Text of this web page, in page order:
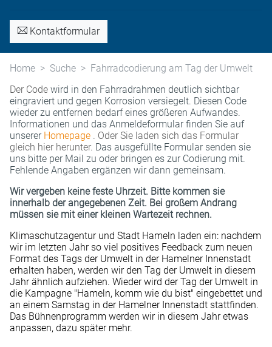
Kontaktformular
Home Suche
Fahrradcodierung am Tag der Umwelt
Der Code wird in den Fahrradrahmen deutlich sichtbar
eingraviert und gegen Korrosion versiegelt. Diesen Code
wieder zu entfernen bedarf eines größeren Aufwandes.
Informationen und das Anmeldeformular finden Sie auf
unserer Homepage . Oder Sie laden sich das Formular
gleich hier herunter. Das ausgefüllte Formular senden sie
uns bitte per Mail zu oder bringen es zur Codierung mit.
Fehlende Angaben ergänzen wir dann gemeinsam.
Wir vergeben keine feste Uhrzeit. Bitte kommen sie
innerhalb der angegebenen Zeit. Bei großem Andrang
müssen sie mit einer kleinen Wartezeit rechnen.
Klimaschutzagentur und Stadt Hameln laden ein: nachdem
wir im letzten Jahr so viel positives Feedback zum neuen
Format des Tags der Umwelt in der Hamelner Innenstadt
erhalten haben, werden wir den Tag der Umwelt in diesem
Jahr ähnlich aufziehen. Wieder wird der Tag der Umwelt in
die Kampagne "Hameln, komm wie du bist" eingebettet und
an einem Samstag in der Hamelner Innenstadt stattfinden.
Das Bühnenprogramm werden wir in diesem Jahr etwas
anpassen, dazu später mehr.